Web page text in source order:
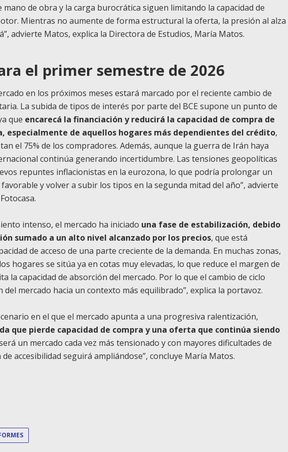
mano de obra y la carga burocrática siguen limitando la capacidad de
Mientras no aumente de forma estructural la oferta, la presión al alza
advierte Matos, explica la Directora de Estudios, María Matos.
el primer semestre de 2026
en los próximos meses estará marcado por el reciente cambio de
La subida de tipos de interés por parte del BCE supone un punto de
que encarecá la financiación y reducirá la capacidad de compra de
especialmente de aquellos hogares más dependientes del crédito,
el 75% de los compradores. Además, aunque la guerra de Irán haya
continúa generando incertidumbre. Las tensiones geopolíticas
repuntes inflacionistas en la eurozona, lo que podría prolongar un
y volver a subir los tipos en la segunda mitad del año”, advierte
intenso, el mercado ha iniciado una fase de estabilización, debido
sumado a un alto nivel alcanzado por los precios, que está
de acceso de una parte creciente de la demanda. En muchas zonas,
hogares se sitúa ya en cotas muy elevadas, lo que reduce el margen de
la capacidad de absorción del mercado. Por lo que el cambio de ciclo
mercado hacia un contexto más equilibrado”, explica la portavoz.
en el que el mercado apunta a una progresiva ralentización,
que pierde capacidad de compra y una oferta que continúa siendo
un mercado cada vez más tensionado y con mayores dificultades de
accesibilidad seguirá ampliándose”, concluye María Matos.